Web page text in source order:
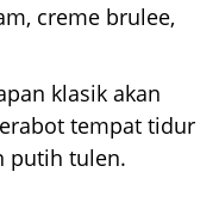
creme brulee,
klasik akan
tempat tidur
putih tulen.